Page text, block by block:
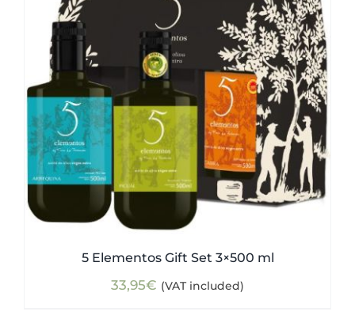
5 Elementos Gift Set 3×500 ml
33,95€ (VAT included)